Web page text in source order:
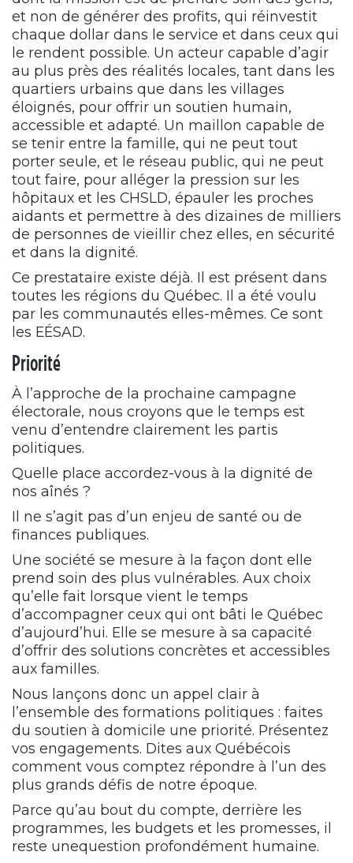
et non de générer des profits, qui réinvestit
chaque dollar dans le service et dans ceux qui
le rendent possible. Un acteur capable d’agir
au plus près des réalités locales, tant dans les
quartiers urbains que dans les villages
éloignés, pour offrir un soutien humain,
accessible et adapté. Un maillon capable de
se tenir entre la famille, qui ne peut tout
porter seule, et le réseau public, qui ne peut
tout faire, pour alléger la pression sur les
hôpitaux et les CHSLD, épauler les proches
aidants et permettre à des dizaines de milliers
de personnes de vieillir chez elles, en sécurité
et dans la dignité.
Ce prestataire existe déjà. Il est présent dans
toutes les régions du Québec. Il a été voulu
par les communautés elles-mêmes. Ce sont
les EÉSAD.
Priorité
À l’approche de la prochaine campagne
électorale, nous croyons que le temps est
venu d’entendre clairement les partis
politiques.
Quelle place accordez-vous à la dignité de
nos aînés ?
Il ne s’agit pas d’un enjeu de santé ou de
finances publiques.
Une société se mesure à la façon dont elle
prend soin des plus vulnérables. Aux choix
qu’elle fait lorsque vient le temps
d’accompagner ceux qui ont bâti le Québec
d’aujourd’hui. Elle se mesure à sa capacité
d’offrir des solutions concrètes et accessibles
aux familles.
Nous lançons donc un appel clair à
l’ensemble des formations politiques : faites
du soutien à domicile une priorité. Présentez
vos engagements. Dites aux Québécois
comment vous comptez répondre à l’un des
plus grands défis de notre époque.
Parce qu’au bout du compte, derrière les
programmes, les budgets et les promesses, il
reste unequestion profondément humaine.